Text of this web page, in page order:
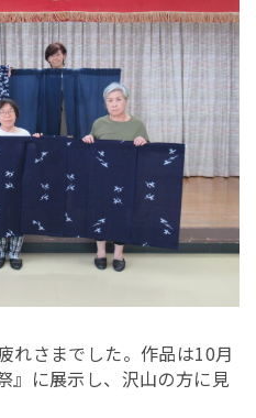
さまでした。作品は10月
』に展示し、沢山の方に見